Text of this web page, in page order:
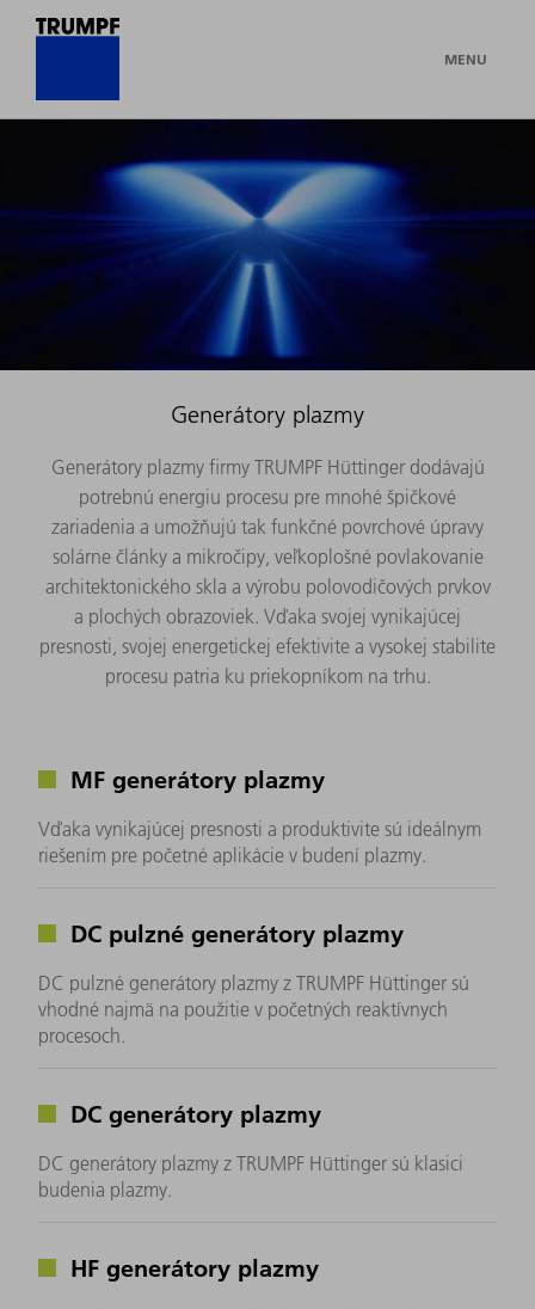
MENU
Generátory plazmy
Generátory plazmy firmy TRUMPF Hüttinger dodávajú
potrebnú energiu procesu pre mnohé špičkové
zariadenia a umožňujú tak funkčné povrchové úpravy
solárne články a mikročipy, veľkoplošné povlakovanie
architektonického skla a výrobu polovodičových prvkov
a plochých obrazoviek. Vďaka svojej vynikajúcej
presnosti, svojej energetickej efektivite a vysokej stabilite
procesu patria ku priekopníkom na trhu.
MF generátory plazmy
Vďaka vynikajúcej presnosti a produktivite sú ideálnym
riešením pre početné aplikácie v budení plazmy.
DC pulzné generátory plazmy
DC pulzné generátory plazmy z TRUMPF Hüttinger sú
vhodné najmä na použitie v početných reaktívnych
procesoch.
DC generátory plazmy
DC generátory plazmy z TRUMPF Hüttinger sú klasici
budenia plazmy.
HF generátory plazmy